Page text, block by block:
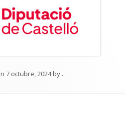
7 octubre, 2024by .